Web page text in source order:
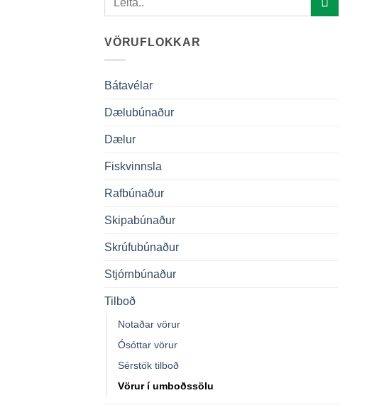
VÖRUFLOKKAR
Bátavélar
Dælubúnaður
Dælur
Fiskvinnsla
Rafbúnaður
Skipabúnaður
Skrúfubúnaður
Stjórnbúnaður
Tilboð
Notaðar vörur
Ósóttar vörur
Sérstök tilboð
Vörur í umboðssölu